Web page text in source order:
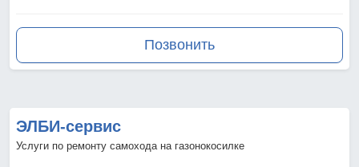
Позвонить
ЭЛБИ-сервис
Услуги по ремонту самохода на газонокосилке